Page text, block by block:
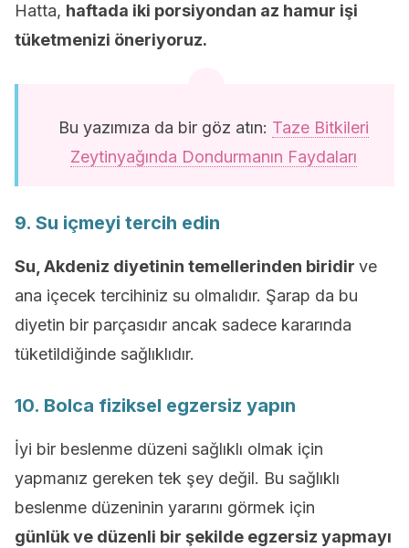
Hatta, haftada iki porsiyondan az hamur işi
tüketmenizi öneriyoruz.
Bu yazımıza da bir göz atın: Taze Bitkileri
Zeytinyağında Dondurmanın Faydaları
9. Su içmeyi tercih edin
Su, Akdeniz diyetinin temellerinden biridir ve
ana içecek tercihiniz su olmalıdır. Şarap da bu
diyetin bir parçasıdır ancak sadece kararında
tüketildiğinde sağlıklıdır.
10. Bolca fiziksel egzersiz yapın
İyi bir beslenme düzeni sağlıklı olmak için
yapmanız gereken tek şey değil. Bu sağlıklı
beslenme düzeninin yararını görmek için
günlükve düzenli bir şekilde egzersiz yapmayı